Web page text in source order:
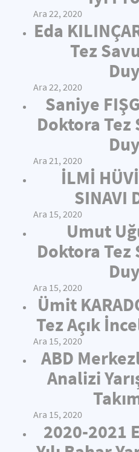
Ara 22, 2020
Eda
Tez
Ara 22, 2020
Saniye
Doktora Tez
Ara 21, 2020
İLMİ
SINAVI
Ara 15, 2020
Umut
Doktora Tez
Ara 15, 2020
Ümit
Tez Açık
Ara 15, 2020
ABD
Analizi
Ara 15, 2020
2020-2021